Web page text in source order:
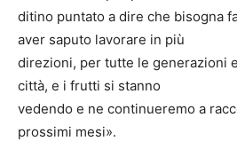
ditino puntato a dire che bisogna
aver saputo lavorare in più
direzioni, per tutte le generazioni
città, e i frutti si stanno
vedendo e ne continueremo a
prossimi mesi».